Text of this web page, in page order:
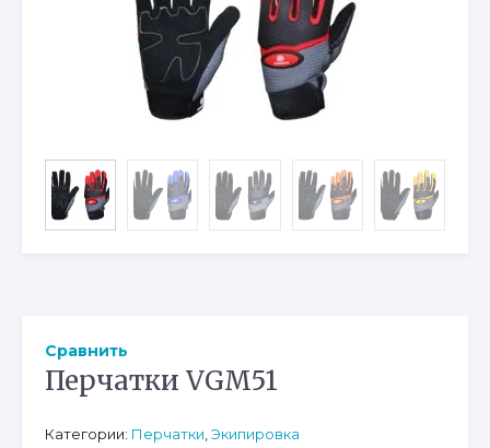
Перчатки VGM51
Сравнить
Категории: Перчатки,Экипировка